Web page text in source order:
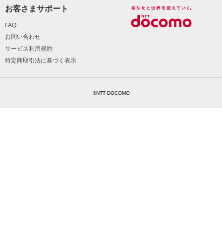
お客さまサポート
FAQ
お問い合わせ
サービス利用規約
特定商取引法に基づく表示
©NTT DOCOMO